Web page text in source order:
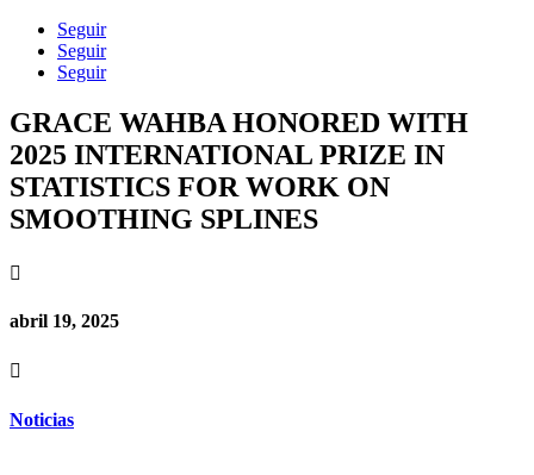
Seguir
Seguir
Seguir
GRACE WAHBA HONORED WITH
2025 INTERNATIONAL PRIZE IN
STATISTICS FOR WORK ON
SMOOTHING SPLINES

abril 19, 2025

Noticias